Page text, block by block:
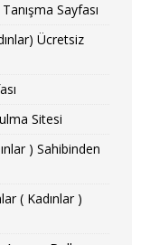
Sayfası
Ücretsiz
Sitesi
) Sahibinden
( Kadınlar )